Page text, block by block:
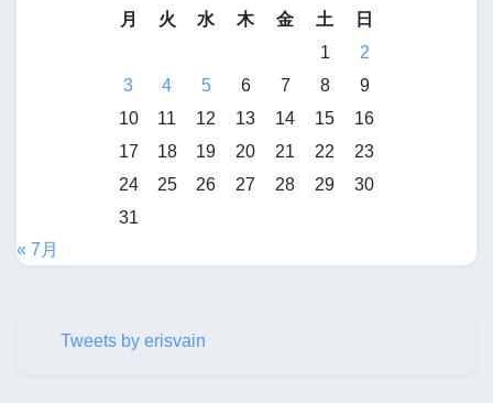
月
火 水 木 金 土
日
1
2
3
4 5 6 7 8
9
10
11 12 13 14 15
16
17
18 19 20 21 22
23
24
25 26 27 28 29
30
31
« 7月
Tweets by erisvain